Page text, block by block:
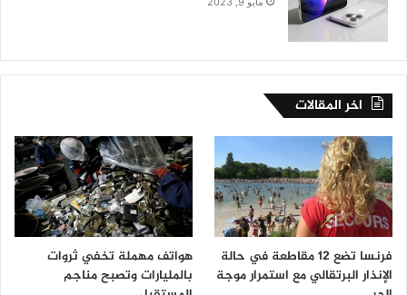
اخر المقالات
فرنسا تضع 12 مقاطعة في حالة
الإنذار البرتقالي مع استمرار موجة
هواتف مهملة تخفي ثروات
بالمليارات وتصبح مناجم